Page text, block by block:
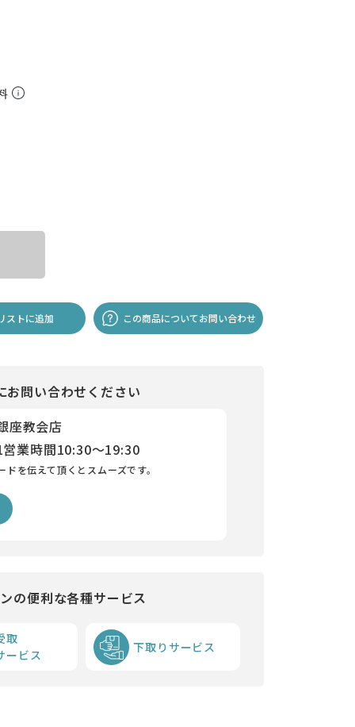
ストに追加 この商品についてお問い合わせ
お問い合わせください
座教会店
営業時間10:30～19:30
を伝えて頂くとスムーズです。
の便利な各種サービス
取
ービス
下取りサービス